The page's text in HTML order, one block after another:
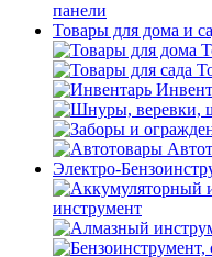
панели
Товары для дома и
Электро-
инструмент